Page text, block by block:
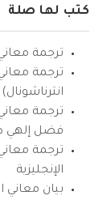
كتب لها صلة
ترجمة معاني
ترجمة
انترناشونال)
ترجمة معاني
فضل إلهي
ترجمة
الإنجليزية
بيان معاني